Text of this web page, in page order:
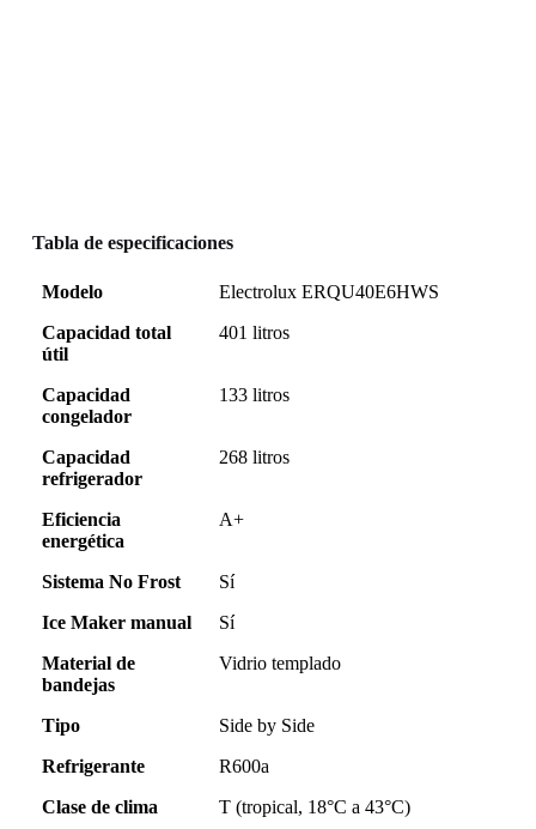
Tabla de especificaciones
Modelo
Electrolux ERQU40E6HWS
Capacidad total
útil
401 litros
Capacidad
congelador
133 litros
Capacidad
refrigerador
268 litros
Eficiencia
energética
A+
Sistema No Frost
Sí
Ice Maker manual
Sí
Material de
bandejas
Vidrio templado
Tipo
Side by Side
Refrigerante
R600a
Clase de clima
T (tropical, 18°C a 43°C)